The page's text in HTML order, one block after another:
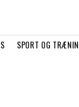
SPORT OG